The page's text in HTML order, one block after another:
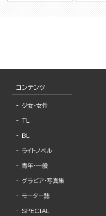
コンテンツ
少女・女性
TL
BL
ライトノベル
青年・一般
グラビア・写真集
モーター誌
SPECIAL